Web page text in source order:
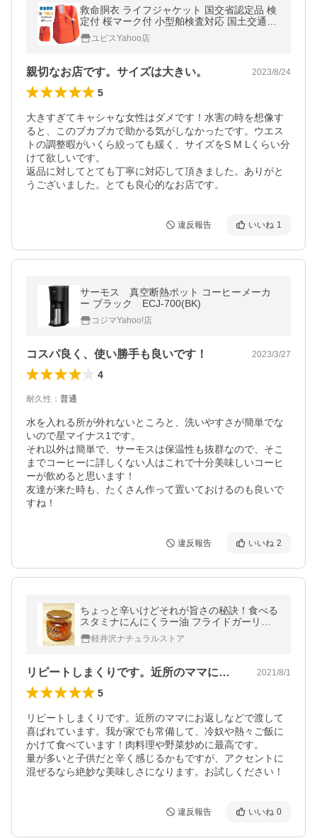
救命胴衣 ライフジャケット 国交省認定品 検
定付 桜マーク付 小型舶検査対応 国土交通省
承認品 TK-30RS TYPEA オレンジ 津波 水害
防災ユピスYahoo店
親切なお店です。サイズは大きい。 2023/8/24
5
大きすぎてキャシャな女性はダメです！水害の時を想像す
ると、このブカブカで助かる気がしなかったです。ウエス
トの調整暇がいくら絞っても緩く、サイズをS M Lくらい分
けて欲しいです。
返品に対してとても丁寧に対応して頂きました。ありがと
うございました。とても良心的なお店です。
違反報告 いいね 1
サーモス 真空断熱ポット コーヒーメーカ
ー ブラック ECJ-700(BK)
コジマYahoo!店
コスパ良く、使い勝手も良いです！ 2023/3/27
4
耐久性 ： 普通
水を入れる所が外れないところと、洗いやすさが簡単でな
いので星マイナス1です。
それ以外は簡単で、サーモスは保温性も抜群なので、そこ
までコーヒーに詳しくない人はこれで十分美味しいコーヒ
ーが飲めると思います！
友達が来た時も、たくさん作って置いておけるのも良いで
すね！
違反報告 いいね 2
ちょっと辛いけどそれが旨さの秘訣！食べる
スタミナにんにくラー油 フライドガーリッ
ク入り 特別感謝価格
軽井沢ナチュラルストア
リピートしまくりです。近所のママにお返… 2021/8/1
5
リピートしまくりです。近所のママにお返しなどで渡して
喜ばれています。我が家でも常備して、冷奴や熱々ご飯に
かけて食べています！肉料理や野菜炒めに最高です。
量が多いと子供だと辛く感じるかもですが、アクセントに
混ぜるなら絶妙な美味しさになります。お試しください！
違反報告 いいね 0